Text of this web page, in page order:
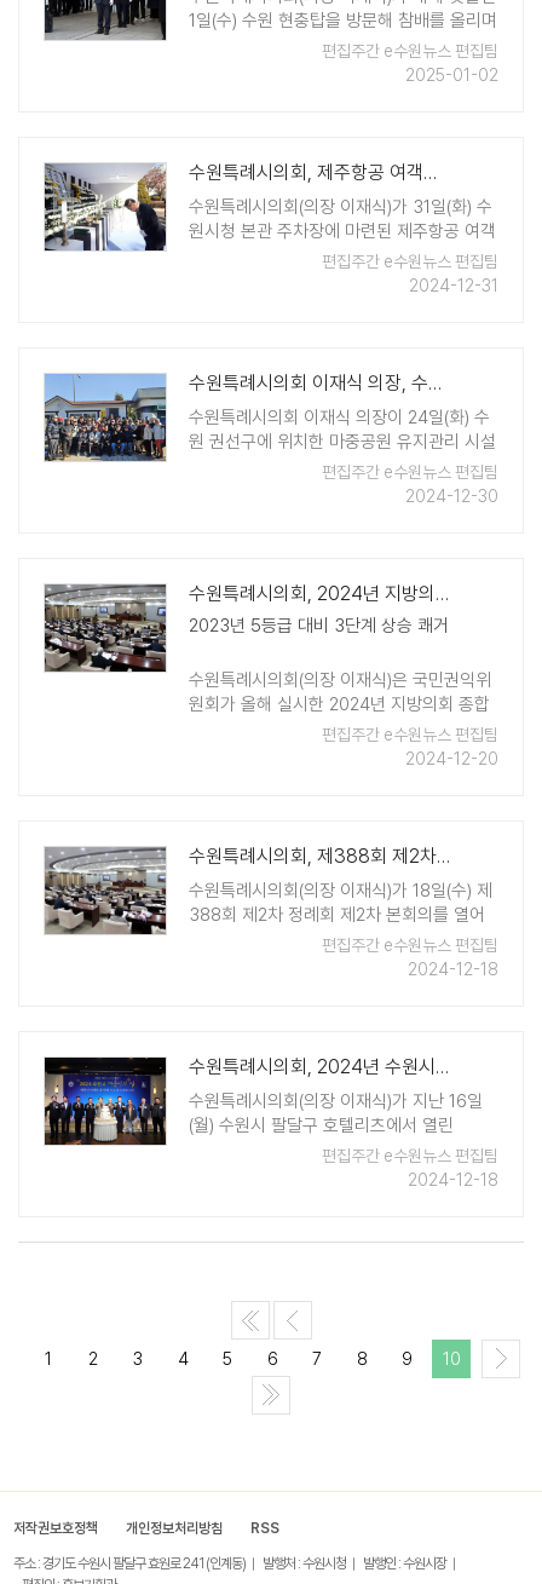
1일(수) 수원 현충탑을 방문해 참배를 올리며
새해 첫 활동을 시작했다. 현충탑을 찾은 의
원들은 헌화와 분향을 한 뒤 나라를 위해 목
편집주간 e수원뉴스 편집팀
2025-01-02
수원특례시의회, 제주항공 여객기 사고 합동분향소 찾아 희생자 조문
수원특례시의회(의장 이재식)가 31일(화) 수
원시청 본관 주차장에 마련된 제주항공 여객
기 사고 희생자 합동분향소를 찾아 조문했
다. 이날 이재식 의장, 김정렬 부의장을 비롯
편집주간 e수원뉴스 편집팀
2024-12-31
수원특례시의회 이재식 의장, 수원 권선구 마중공원 시설 개선 축하
수원특례시의회 이재식 의장이 24일(화) 수
원 권선구에 위치한 마중공원 유지관리 시설
개선을 시민들과 함께 축하했다. 이번 시설
개선은 도시공원 체육시설 이용객 증가에 따
편집주간 e수원뉴스 편집팀
2024-12-30
수원특례시의회, 2024년 지방의회 종합청렴도 2등급 달성
2023년 5등급 대비 3단계 상승 쾌거
수원특례시의회(의장 이재식)은 국민권익위
원회가 올해 실시한 2024년 지방의회 종합
청렴도 평가에서 3단계 상승해 2등급을 달
성했다고 19일 밝혔다. 수원특례시의회는 이
편집주간 e수원뉴스 편집팀
2024-12-20
수원특례시의회, 제388회 제2차 정례회 마무리
수원특례시의회(의장 이재식)가 18일(수) 제
388회 제2차 정례회 제2차 본회의를 열어
31일간의 일정을 마무리했다. 수원특례시의
회는 이번 정례회 기간 동안 조례안 22건, 규
편집주간 e수원뉴스 편집팀
2024-12-18
수원특례시의회, 2024년 수원시체육인 송년회 축하
수원특례시의회(의장 이재식)가 지난 16일
(월) 수원시 팔달구 호텔리츠에서 열린
'2024년 수원시체육인 송년회'에 참석했다.
이날 송년회에는 이재식 의장, 보건복지위원
편집주간 e수원뉴스 편집팀
2024-12-18
1 2 3 4 5 6 7 8 9 10
저작권보호정책 개인정보처리방침 RSS
주소 : 경기도 수원시 팔달구 효원로 241 (인계동) 발행처 : 수원시청
발행인 : 수원시장